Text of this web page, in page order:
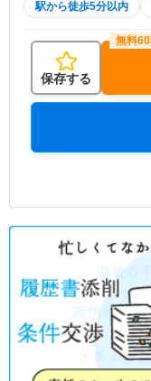
駅から徒歩5分以内
保存する